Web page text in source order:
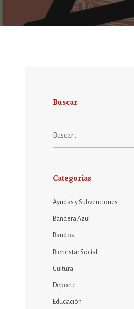
Buscar
Categorías
Ayudas y Subvenciones
Bandera Azul
Bandos
Bienestar Social
Cultura
Deporte
Educación